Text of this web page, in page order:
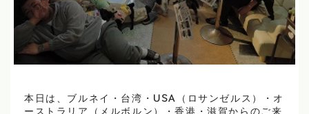
本日は、ブルネイ・台湾・USA（ロサンゼルス）・オ